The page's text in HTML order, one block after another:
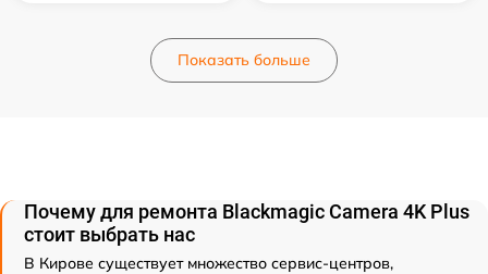
Показать больше
Почему для ремонта Blackmagic Camera 4K Plus
стоит выбрать нас
В Кирове существует множество сервис-центров,